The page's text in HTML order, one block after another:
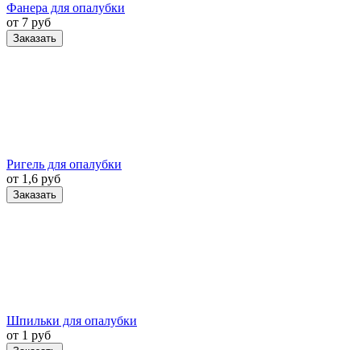
Фанера для опалубки
от 7 руб
Заказать
Ригель для опалубки
от 1,6 руб
Заказать
Шпильки для опалубки
от 1 руб